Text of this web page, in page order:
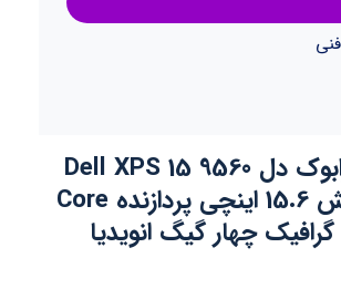
لپ تاپ الترابوک دل Dell XPS 15 9560
صفحه نمایش 15.6 اینچی پردازنده Core
i5 7300HQ گرافیک چهار گیگ انویدیا